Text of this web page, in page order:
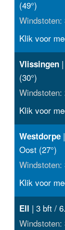
(49°)
Klik voor
Vlissingen
(30°)
Klik voor
Westdorpe
Oost (27°)
Klik voor
Ell | 3 bft /